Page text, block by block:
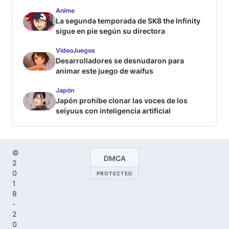
Anime
La segunda temporada de SK8 the Infinity
sigue en pie según su directora
VideoJuegos
Desarrolladores se desnudaron para
animar este juego de waifus
Japón
Japón prohíbe clonar las voces de los
seiyuus con inteligencia artificial
©
2
0
1
8
-
2
0
DMCA
PROTECTED